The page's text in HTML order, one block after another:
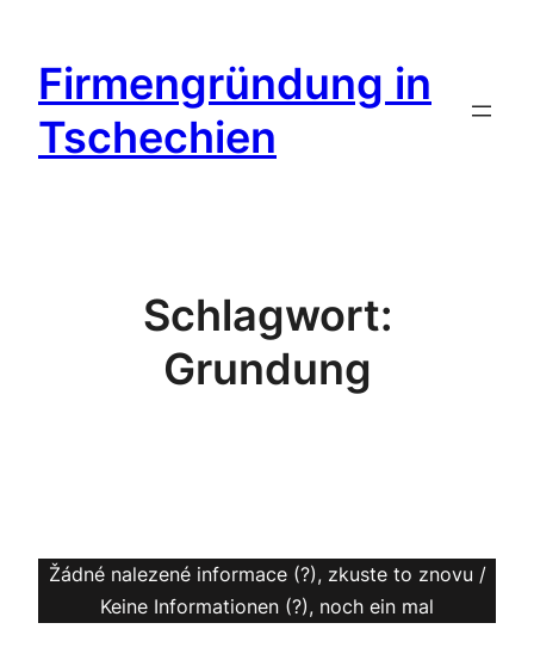
springen
Firmengründung in
Tschechien
Schlagwort:
Grundung
Žádné nalezené informace (?), zkuste to znovu /
Keine Informationen (?), noch ein mal